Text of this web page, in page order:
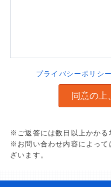
プライバシーポリシー
※ご返答には数日以上かかる
※お問い合わせ内容によって
ざいます。